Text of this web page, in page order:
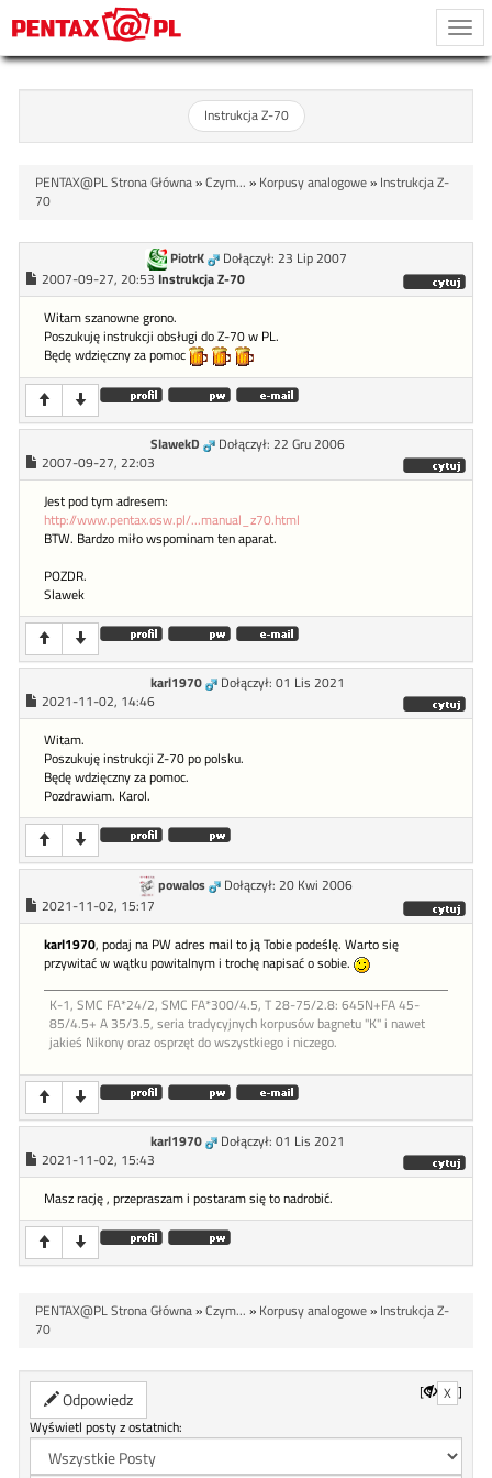
Instrukcja Z-70
PENTAX@PL Strona Główna»Czym... » Korpusy analogowe» Instrukcja Z-
70
PiotrK
Dołączył: 23 Lip 2007
2007-09-27, 20:53 Instrukcja Z-70
Witam szanowne grono.
Poszukuję instrukcji obsługi do Z-70 w PL.
Będę wdzięczny za pomoc
SlawekD
Dołączył: 22 Gru 2006
2007-09-27, 22:03
Jest pod tym adresem:
http://www.pentax.osw.pl/...manual_z70.html
BTW. Bardzo miło wspominam ten aparat.
POZDR.
Slawek
karl1970
Dołączył: 01 Lis 2021
2021-11-02, 14:46
Witam.
Poszukuję instrukcji Z-70 po polsku.
Będę wdzięczny za pomoc.
Pozdrawiam. Karol.
powalos
Dołączył: 20 Kwi 2006
2021-11-02, 15:17
karl1970, podaj na PW adres mail to ją Tobie podeślę. Warto się
przywitać w wątku powitalnym i trochę napisać o sobie.
K-1, SMC FA*24/2, SMC FA*300/4.5, T 28-75/2.8: 645N+FA 45-
85/4.5+ A 35/3.5, seria tradycyjnych korpusów bagnetu "K" i nawet
jakieś Nikony oraz osprzęt do wszystkiego i niczego.
karl1970
Dołączył: 01 Lis 2021
2021-11-02, 15:43
Masz rację , przepraszam i postaram się to nadrobić.
PENTAX@PL Strona Główna»Czym... » Korpusy analogowe» Instrukcja Z-
70
Odpowiedz [ X ]
Wyświetl posty z ostatnich: